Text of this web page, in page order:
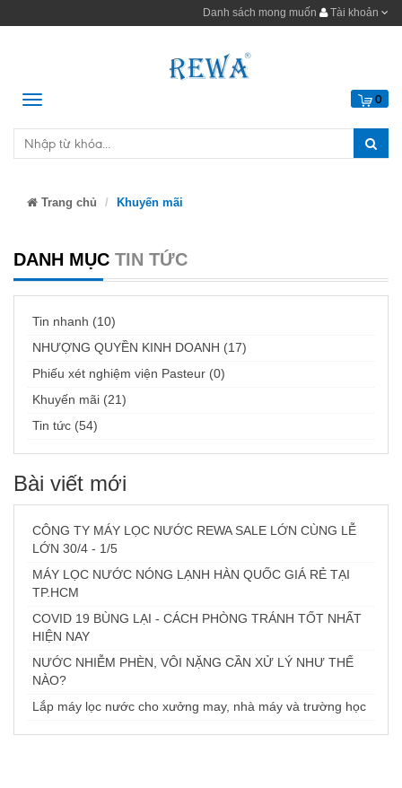
Danh sách mong muốn Tài khoản
Menu 0
Trang chủ Khuyến mãi
DANH MỤC TIN TỨC
Tin nhanh (10)
NHƯỢNG QUYỀN KINH DOANH (17)
Phiếu xét nghiệm viện Pasteur (0)
Khuyến mãi (21)
Tin tức (54)
Bài viết mới
CÔNG TY MÁY LỌC NƯỚC REWA SALE LỚN CÙNG LỄ
LỚN 30/4 - 1/5
MÁY LỌC NƯỚC NÓNG LẠNH HÀN QUỐC GIÁ RẺ TẠI
TP.HCM
COVID 19 BÙNG LẠI - CÁCH PHÒNG TRÁNH TỐT NHẤT
HIỆN NAY
NƯỚC NHIỄM PHÈN, VÔI NẶNG CẦN XỬ LÝ NHƯ THẾ
NÀO?
Lắp máy lọc nước cho xưởng may, nhà máy và trường học